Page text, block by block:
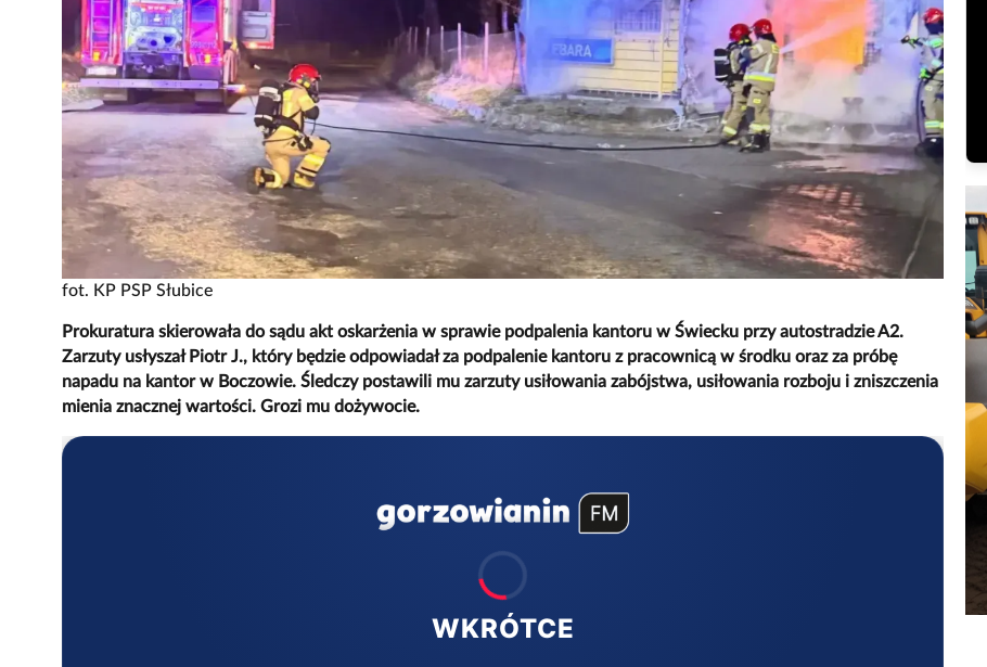
fot. KP PSP Słubice
Prokuratura skierowała do sądu akt oskarżenia w sprawie podpalenia kantoru w Świecku przy autostradzie A2.
Zarzuty usłyszał Piotr J., który będzie odpowiadał za podpalenie kantoru z pracownicą w środku oraz za próbę
napadu na kantor w Boczowie. Śledczy postawili mu zarzuty usiłowania zabójstwa, usiłowania rozboju i zniszczenia
mienia znacznej wartości. Grozi mu dożywocie.
WKRÓTCE